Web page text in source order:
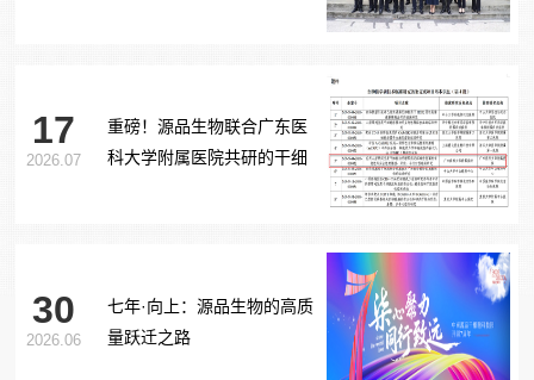
17
2026.07
重磅！源品生物联合广东医
科大学附属医院共研的干细
30
2026.06
七年·向上：源品生物的高质
量跃迁之路